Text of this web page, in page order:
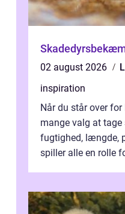
02 august 2026
inspiration
Når du står over
mange valg at
fugtighed, længde,
spiller alle en rolle